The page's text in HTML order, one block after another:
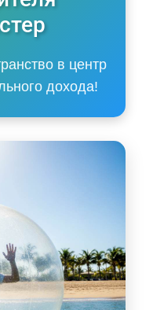
в центр
дохода!